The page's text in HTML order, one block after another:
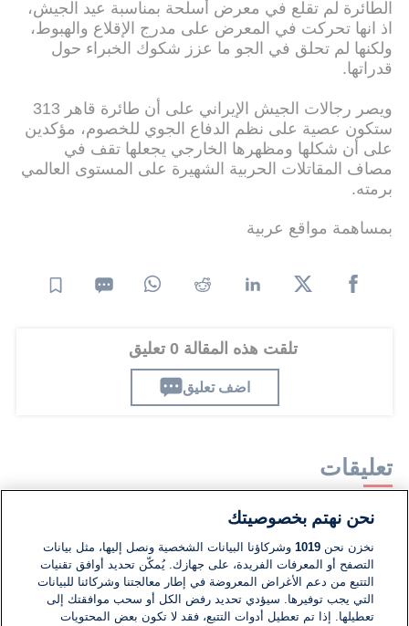
الطائرة لم تقلع في معرض أسلحة بمناسبة عيد الجيش،
اذ انها تحركت في المعرض على مدرج الإقلاع والهبوط،
ولكنها لم تحلق في الجو ما عزز شكوك الخبراء حول
قدراتها.
ويصر رجالات الجيش الإيراني على أن طائرة قاهر 313
ستكون عصية على نظم الدفاع الجوي للخصوم، مؤكدين
على أن شكلها ومظهرها الخارجي يجعلها تقف في
مصاف المقاتلات الحربية الشهيرة على المستوى العالمي
برمته.
بمساهمة مواقع عربية
تلقت هذه المقالة 0 تعليق
اضف تعليق
تعليقات
لا توجد تعليقات مكتوبة حتى الآن. كن الأول!
اكتب تعليقًا جديدًا ...
نحن نهتم بخصوصيتك
نخزن نحن1019 وشركاؤنا البيانات الشخصية ونصل إليها، مثل بيانات
التصفح أو المعرفات الفريدة، على جهازك. يُمكّن تحديد أوافق تقنيات
التتبع من دعم الأغراض المعروضة في إطار معالجتنا وشركائنا للبيانات
التي يجب توفيرها. سيؤدي تحديد رفض الكل أو سحب موافقتك إلى
تعطيلها. إذا تم تعطيل أدوات التتبع، فقد لا تكون بعض المحتويات